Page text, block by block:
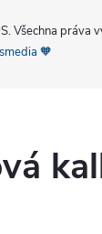
. Všechna práva
🧡